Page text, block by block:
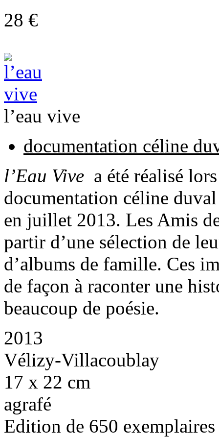
28 €
l’eau vive
documentation céline
l’Eau Vive a été réalisé
documentation céline
en juillet 2013. Les Amis
partir d’une sélection de
d’albums de famille. Ces
de façon à raconter une
beaucoup de poésie.
2013
Vélizy-Villacoublay
17 x 22 cm
agrafé
Edition de 650 exemplaires